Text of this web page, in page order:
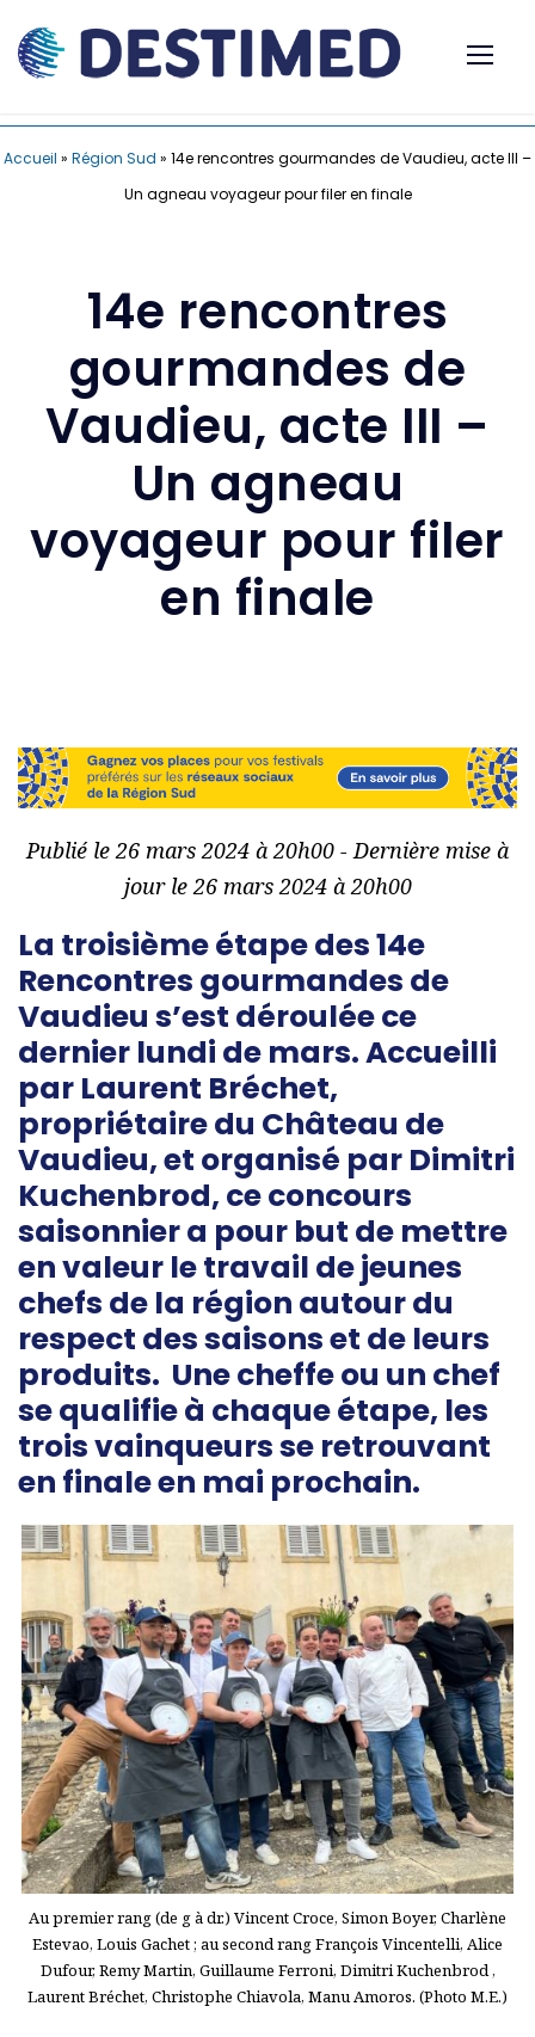
Accueil » Région Sud » 14e rencontres gourmandes de Vaudieu, acte III –
Un agneau voyageur pour filer en finale
14e rencontres
gourmandes de
Vaudieu, acte III –
Un agneau
voyageur pour filer
en finale
Publié le 26 mars 2024 à 20h00 - Dernière mise à
jour le 26 mars 2024 à 20h00
La troisième étape des 14e
Rencontres gourmandes de
Vaudieu s’est déroulée ce
dernier lundi de mars. Accueilli
par Laurent Bréchet,
propriétaire du Château de
Vaudieu, et organisé par Dimitri
Kuchenbrod, ce concours
saisonnier a pour but de mettre
en valeur le travail de jeunes
chefs de la région autour du
respect des saisons et de leurs
produits. Une cheffe ou un chef
se qualifie à chaque étape, les
trois vainqueurs se retrouvant
en finale en mai prochain.
Au premier rang (de g à dr.) Vincent Croce, Simon Boyer, Charlène
Estevao, Louis Gachet ; au second rang François Vincentelli, Alice
Dufour, Remy Martin, Guillaume Ferroni, Dimitri Kuchenbrod ,
Laurent Bréchet, Christophe Chiavola, Manu Amoros. (Photo M.E.)